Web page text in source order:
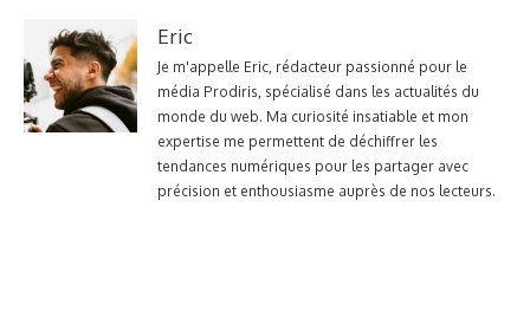
Eric
Je m'appelle Eric, rédacteur passionné pour le
média Prodiris, spécialisé dans les actualités du
monde du web. Ma curiosité insatiable et mon
expertise me permettent de déchiffrer les
tendances numériques pour les partager avec
précision et enthousiasme auprès de nos lecteurs.